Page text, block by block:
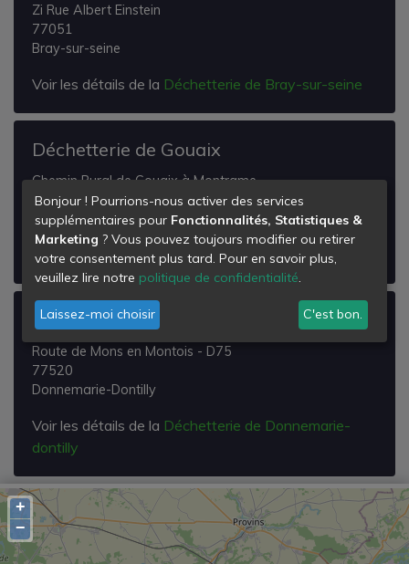
Zi Rue Albert Einstein
77051
Bray-sur-seine
Voir les détails de la Déchetterie de Bray-sur-seine
Déchetterie de Gouaix
Chemin Rural de Gouaix à Montrame
77114
Gouaix
Voir les détails de laDéchetterie de Gouaix
Déchetterie de Donnemarie-dontilly
Route de Mons en Montois - D75
77520
Donnemarie-Dontilly
Voir les détails de la Déchetterie de Donnemarie-
dontilly
+
−
Bonjour ! Pourrions-nous activer des services
supplémentaires pour Fonctionnalités, Statistiques &
Marketing ? Vous pouvez toujours modifier ou retirer
votre consentement plus tard. Pour en savoir plus,
veuillez lire notre politique de confidentialité.
Laissez-moi choisir C'est bon.